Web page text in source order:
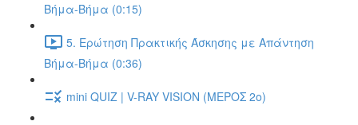
Βήμα-Βήμα (0:15)
5. Ερώτηση Πρακτικής Άσκησης με Απάντηση
Βήμα-Βήμα (0:36)
mini QUIZ | V-RAY VISION (ΜΕΡΟΣ 2ο)